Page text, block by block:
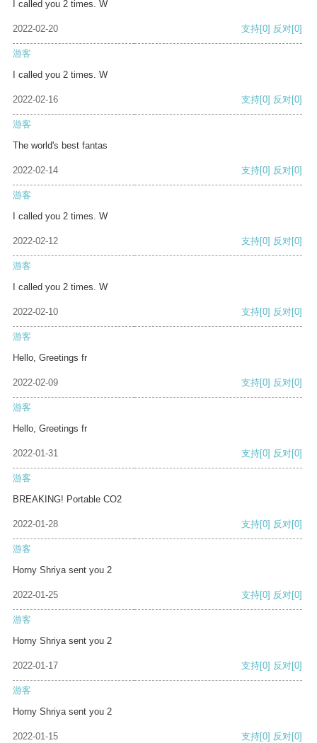
I called you 2 times. W
2022-02-20 支持[0] 反对[0]
游客
I called you 2 times. W
2022-02-16 支持[0] 反对[0]
游客
The world's best fantas
2022-02-14 支持[0] 反对[0]
游客
I called you 2 times. W
2022-02-12 支持[0] 反对[0]
游客
I called you 2 times. W
2022-02-10 支持[0] 反对[0]
游客
Hello, Greetings fr
2022-02-09 支持[0] 反对[0]
游客
Hello, Greetings fr
2022-01-31 支持[0] 反对[0]
游客
BREAKING! Portable CO2
2022-01-28 支持[0] 反对[0]
游客
Horny Shriya sent you 2
2022-01-25 支持[0] 反对[0]
游客
Horny Shriya sent you 2
2022-01-17 支持[0] 反对[0]
游客
Horny Shriya sent you 2
2022-01-15 支持[0] 反对[0]